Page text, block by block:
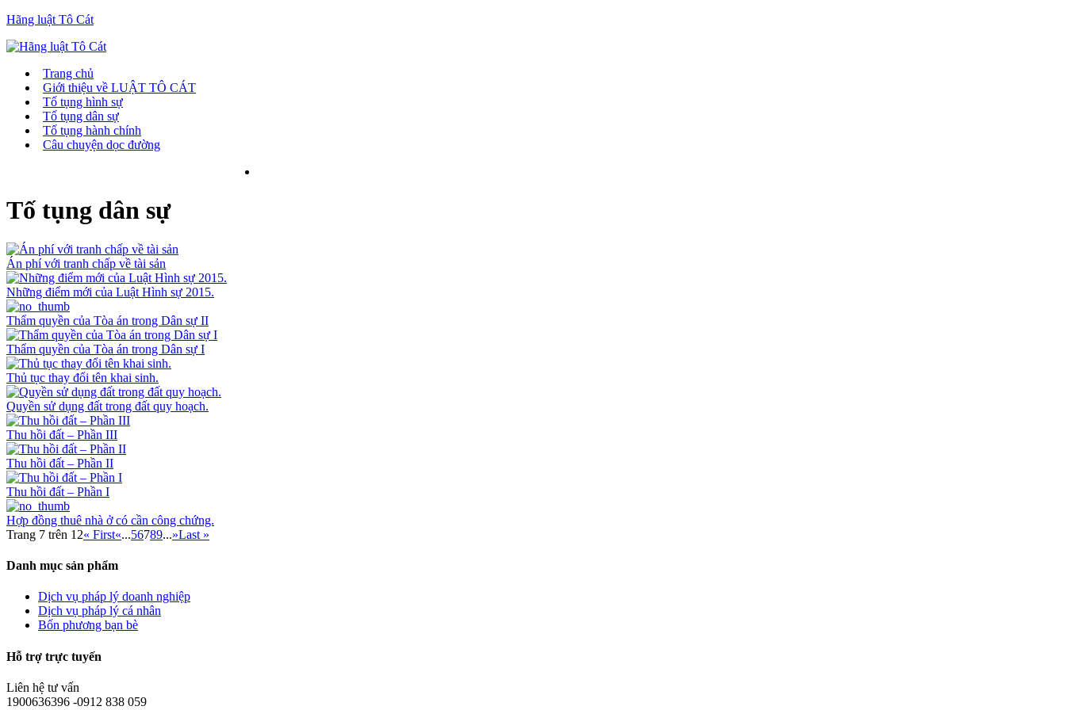
Hãng luật Tô Cát
Trang chủ
Giới thiệu về LUẬT TÔ CÁT
Tố tụng hình sự
Tố tụng dân sự
Tố tụng hành chính
Câu chuyện dọc đường
Tố tụng dân sự
Án phí với tranh chấp về tài sản
Những điểm mới của Luật Hình sự 2015.
Thẩm quyền của Tòa án trong Dân sự II
Thẩm quyền của Tòa án trong Dân sự I
Thủ tục thay đổi tên khai sinh.
Quyền sử dụng đất trong đất quy hoạch.
Thu hồi đất – Phần III
Thu hồi đất – Phần II
Thu hồi đất – Phần I
Hợp đồng thuê nhà ở có cần công chứng.
Trang 7 trên 12« First«...56789...»Last »
Danh mục sản phẩm
Dịch vụ pháp lý doanh nghiệp
Dịch vụ pháp lý cá nhân
Bốn phương bạn bè
Hỗ trợ trực tuyến
Liên hệ tư vấn
1900636396 -0912 838 059